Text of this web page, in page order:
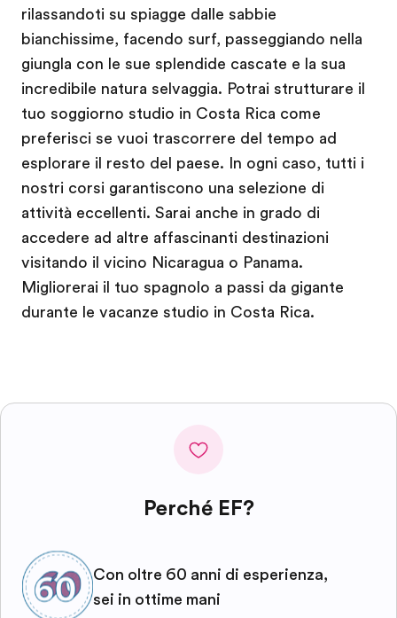
rilassandoti su spiagge dalle sabbie
bianchissime, facendo surf, passeggiando nella
giungla con le sue splendide cascate e la sua
incredibile natura selvaggia. Potrai strutturare il
tuo soggiorno studio in Costa Rica come
preferisci se vuoi trascorrere del tempo ad
esplorare il resto del paese. In ogni caso, tutti i
nostri corsi garantiscono una selezione di
attività eccellenti. Sarai anche in grado di
accedere ad altre affascinanti destinazioni
visitando il vicino Nicaragua o Panama.
Migliorerai il tuo spagnolo a passi da gigante
durante le vacanze studio in Costa Rica.
Perché EF?
Con oltre 60 anni di esperienza,
sei in ottime mani